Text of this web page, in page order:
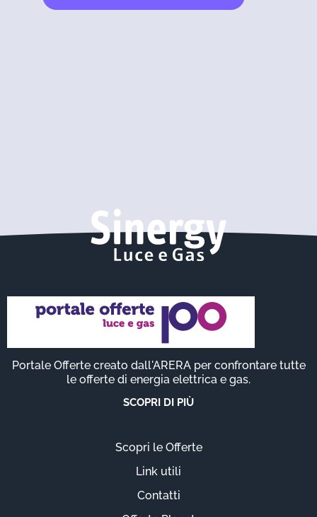
Portale Offerte creato dall'ARERA per confrontare tutte
le offerte di energia elettrica e gas.
SCOPRI DI PIÙ
Scopri le Offerte
Link utili
Contatti